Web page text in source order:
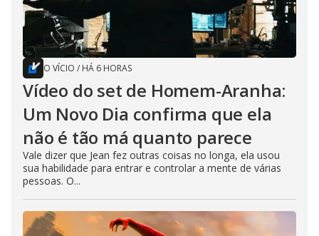
O VÍCIO / HÁ 6 HORAS
Vídeo do set de Homem-Aranha:
Um Novo Dia confirma que ela
não é tão má quanto parece
Vale dizer que Jean fez outras coisas no longa, ela usou
sua habilidade para entrar e controlar a mente de várias
pessoas. O...